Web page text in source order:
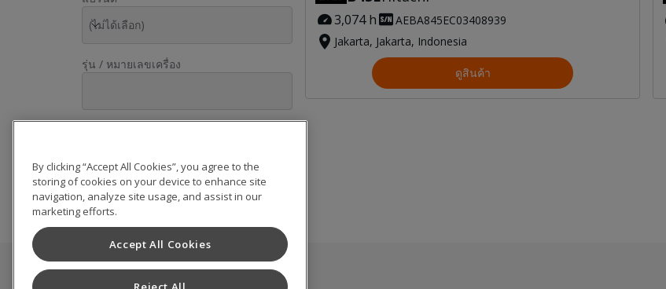
(ไม่ได้เลือก)
รุ่น / หมายเลขเครื่อง
รีเซ็ต
3,074 h
AEBA845EC03408939
Jakarta, Jakarta, Indonesia
ดูสินค้า
By clicking “Accept All Cookies”, you agree to the
storing of cookies on your device to enhance site
navigation, analyze site usage, and assist in our
marketing efforts.
Accept All Cookies